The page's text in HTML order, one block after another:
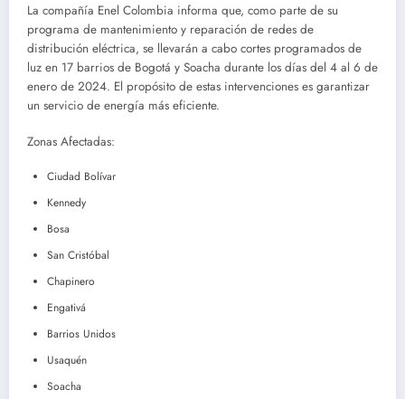
La compañía Enel Colombia informa que, como parte de su
programa de mantenimiento y reparación de redes de
distribución eléctrica, se llevarán a cabo cortes programados de
luz en 17 barrios de Bogotá y Soacha durante los días del 4 al 6 de
enero de 2024. El propósito de estas intervenciones es garantizar
un servicio de energía más eficiente.
Zonas Afectadas:
Ciudad Bolívar
Kennedy
Bosa
San Cristóbal
Chapinero
Engativá
Barrios Unidos
Usaquén
Soacha